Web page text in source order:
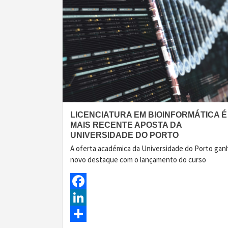
LICENCIATURA EM BIOINFORMÁTICA É
MAIS RECENTE APOSTA DA
UNIVERSIDADE DO PORTO
A oferta académica da Universidade do Porto
novo destaque com o lançamento do curso
Facebook
LinkedIn